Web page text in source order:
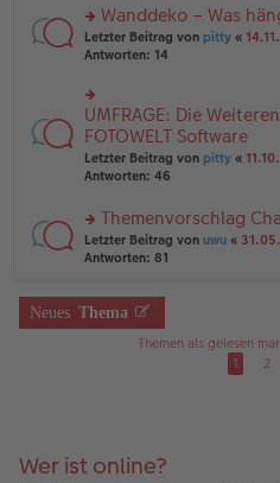
tr
a
g
e
n
er
tr
a
g
n
g
el
e
n
er
B
ei
tr
g
rs
te
u
n
g
el
es
e
er
B
ei
tr
g
Wanddeko – Was
Letzter Beitrag von pitty «
Antworten: 14
rs
te
r
u
n
el
es
e
B
ei
UMFRAGE: Die
FOTOWELT Software
Letzter Beitrag von pitty «
Antworten: 46
rs
te
n
g
tr
Themenvorschlag
Letzter Beitrag von uwu «
Antworten: 81
Neues Thema
Themen als gelesen
1
2
Wer ist online?